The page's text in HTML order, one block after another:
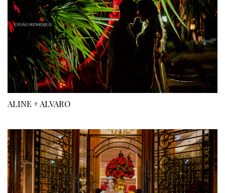
ALINE + ALVARO